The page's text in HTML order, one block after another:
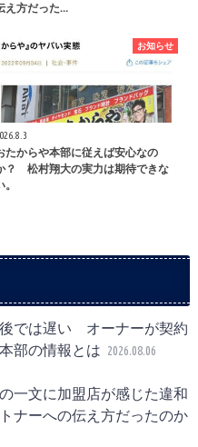
え方だった…
お知らせ
たからや本部に従えば安心なの
？ 松村翔大の実力は期待できな
。
では遅い オーナーが契約
部の情報とは 2026.08.06
一文に加盟店が感じた違和
ナーへの伝え方だったのか